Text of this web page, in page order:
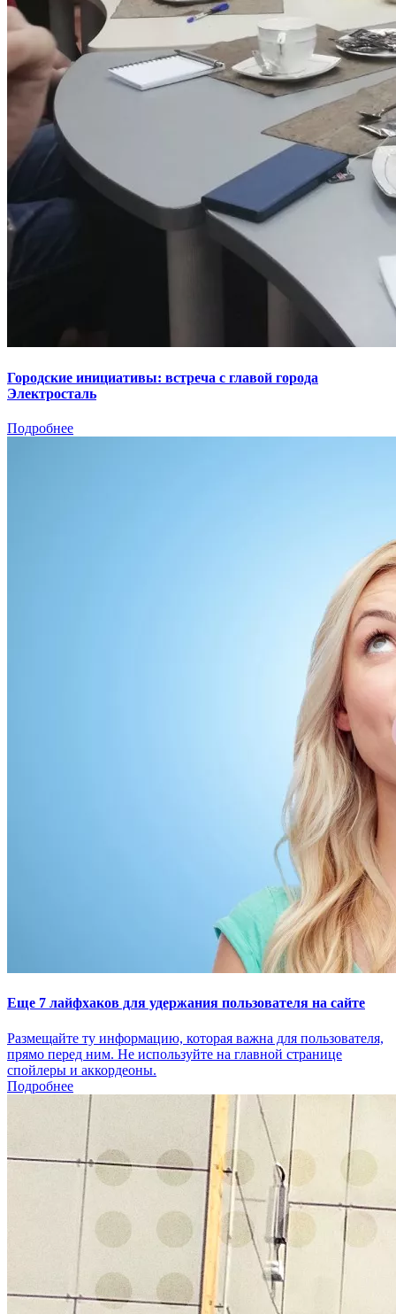
Городские инициативы: встреча с главой города
Электросталь
Подробнее
Еще 7 лайфхаков для удержания пользователя на сайте
Размещайте ту информацию, которая важна для пользователя,
прямо перед ним. Не используйте на главной странице
спойлеры и аккордеоны.
Подробнее